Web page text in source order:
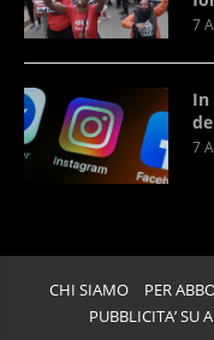
7
In
7
CHI SIAMO PER
PUBBLICITA’ SU